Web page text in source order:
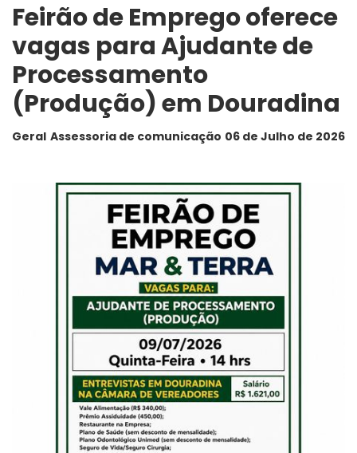
Feirão de Emprego oferece
vagas para Ajudante de
Processamento
(Produção) em Douradina
Geral Assessoria de comunicação 06 de Julho de 2026